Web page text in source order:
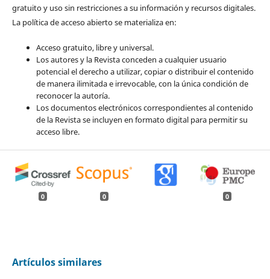
gratuito y uso sin restricciones a su información y recursos digitales.
La política de acceso abierto se materializa en:
Acceso gratuito, libre y universal.
Los autores y la Revista conceden a cualquier usuario
potencial el derecho a utilizar, copiar o distribuir el contenido
de manera ilimitada e irrevocable, con la única condición de
reconocer la autoría.
Los documentos electrónicos correspondientes al contenido
de la Revista se incluyen en formato digital para permitir su
acceso libre.
0 0 0
Artículos similares